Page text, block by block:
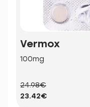
Vermox
100mg
24.98€
23.42€